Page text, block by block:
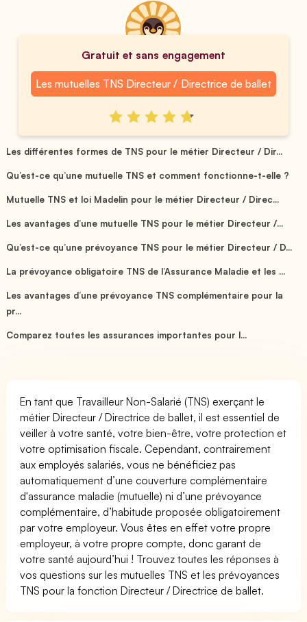
Gratuit et sans engagement
Les mutuelles TNS Directeur / Directrice de ballet
Les différentes formes de TNS pour le métier Directeur / Dir...
Qu’est-ce qu’une mutuelle TNS et comment fonctionne-t-elle ?
Mutuelle TNS et loi Madelin pour le métier Directeur / Direc...
Les avantages d’une mutuelle TNS pour le métier Directeur /...
Qu’est-ce qu’une prévoyance TNS pour le métier Directeur / D...
La prévoyance obligatoire TNS de l’Assurance Maladie et les ...
Les avantages d’une prévoyance TNS complémentaire pour la
pr...
Comparez toutes les assurances importantes pour l...
En tant que Travailleur Non-Salarié (TNS) exerçant le
métier Directeur / Directrice de ballet, il est essentiel de
veiller à votre santé, votre bien-être, votre protection et
votre optimisation fiscale. Cependant, contrairement
aux employés salariés, vous ne bénéficiez pas
automatiquement d’une couverture complémentaire
d'assurance maladie (mutuelle) ni d’une prévoyance
complémentaire, d’habitude proposée obligatoirement
par votre employeur. Vous êtes en effet votre propre
employeur, à votre propre compte, donc garant de
votre santé aujourd’hui ! Trouvez toutes les réponses à
vos questions sur les mutuelles TNS et les prévoyances
TNS pour la fonction Directeur / Directrice de ballet.